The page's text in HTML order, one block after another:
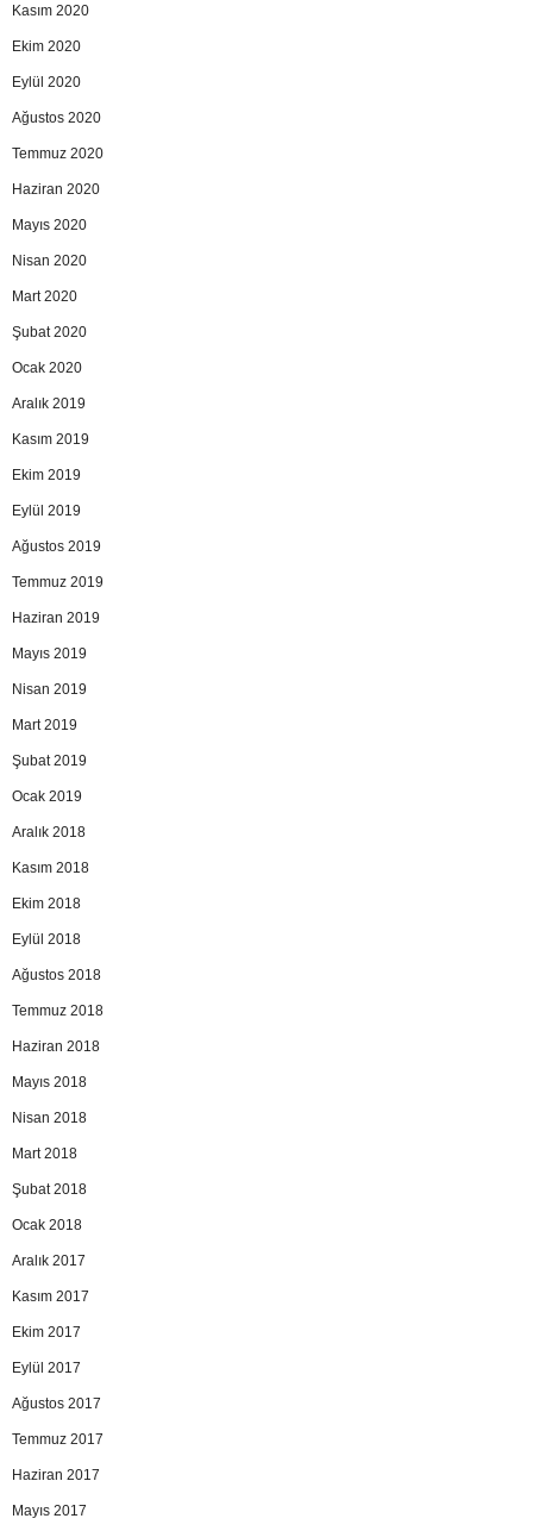
Kasım 2020
Ekim 2020
Eylül 2020
Ağustos 2020
Temmuz 2020
Haziran 2020
Mayıs 2020
Nisan 2020
Mart 2020
Şubat 2020
Ocak 2020
Aralık 2019
Kasım 2019
Ekim 2019
Eylül 2019
Ağustos 2019
Temmuz 2019
Haziran 2019
Mayıs 2019
Nisan 2019
Mart 2019
Şubat 2019
Ocak 2019
Aralık 2018
Kasım 2018
Ekim 2018
Eylül 2018
Ağustos 2018
Temmuz 2018
Haziran 2018
Mayıs 2018
Nisan 2018
Mart 2018
Şubat 2018
Ocak 2018
Aralık 2017
Kasım 2017
Ekim 2017
Eylül 2017
Ağustos 2017
Temmuz 2017
Haziran 2017
Mayıs 2017